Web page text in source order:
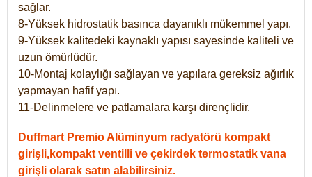
sağlar.
8-Yüksek hidrostatik basınca dayanıklı mükemmel yapı.
9-Yüksek kalitedeki kaynaklı yapısı sayesinde kaliteli ve
uzun ömürlüdür.
10-Montaj kolaylığı sağlayan ve yapılara gereksiz ağırlık
yapmayan hafif yapı.
11-Delinmelere ve patlamalara karşı dirençlidir.
Duffmart Premio Alüminyum radyatörü kompakt
girişli,kompakt ventilli ve çekirdek termostatik vana
girişli olarak satın alabilirsiniz.